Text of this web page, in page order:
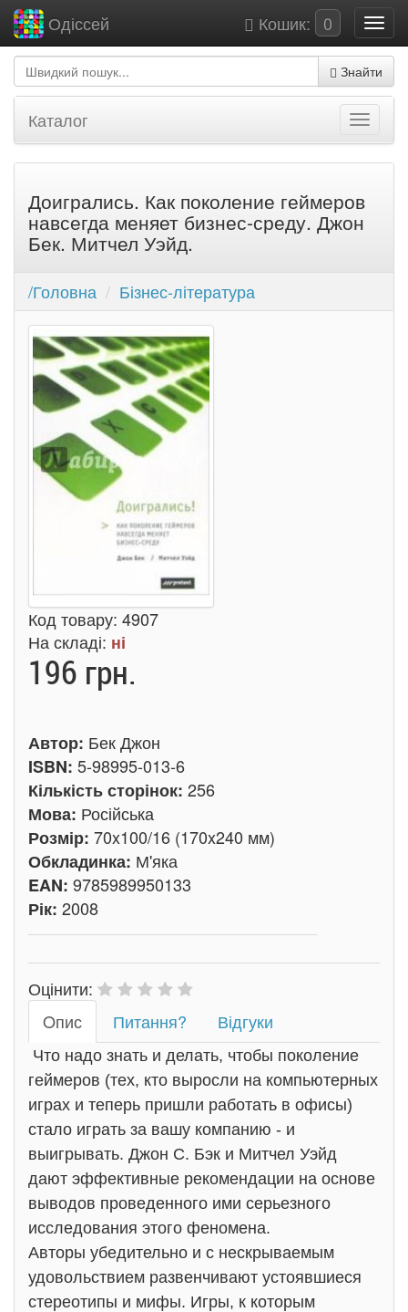
Кошик: 0
Одіссей
Знайти
Каталог
Доигрались. Как поколение геймеров
навсегда меняет бизнес-среду. Джон
Бек. Митчел Уэйд.
/Головна Бізнес-література
Код товару: 4907
На складі: ні
196 грн.
Автор: Бек Джон
ISBN: 5-98995-013-6
Кількість сторінок: 256
Мова: Російська
Розмір: 70x100/16 (170x240 мм)
Обкладинка: М'яка
EAN: 9785989950133
Рік: 2008
Оцінити:
Oпис
Питання? Відгуки
Что надо знать и делать, чтобы поколение
геймеров (тех, кто выросли на компьютерных
играх и теперь пришли работать в офисы)
стало играть за вашу компанию - и
выигрывать. Джон С. Бэк и Митчел Уэйд
дают эффективные рекомендации на основе
выводов проведенного ими серьезного
исследования этого феномена.
Авторы убедительно и с нескрываемым
удовольствием развенчивают устоявшиеся
стереотипы и мифы. Игры, к которым